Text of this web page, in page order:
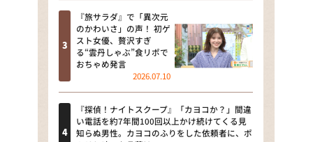
にする？～
本日はダイアンなり！シーズン２
朝だ！生です旅サラダ
教えて！ニュースライブ 正義の
ミカタ
ＬＩＦＥ～夢のカタチ～
『旅サラダ』で「異次元
のかわいさ」の声！ 初ゲ
スト女優、贅沢すぎ
る“雲丹しゃぶ”食リポで
おちゃめ発言
2026.07.10
『探偵！ナイトスクープ』「カヨコか？」間違
い電話を約7年間100回以上かけ続けてくる見
知らぬ男性。カヨコのふりをした依頼者に、ポ